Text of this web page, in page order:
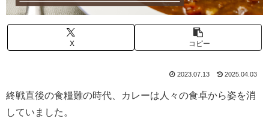
X コピー
2023.07.13 2025.04.03
終戦直後の食糧難の時代、カレーは人々の食卓から姿を消
していました。